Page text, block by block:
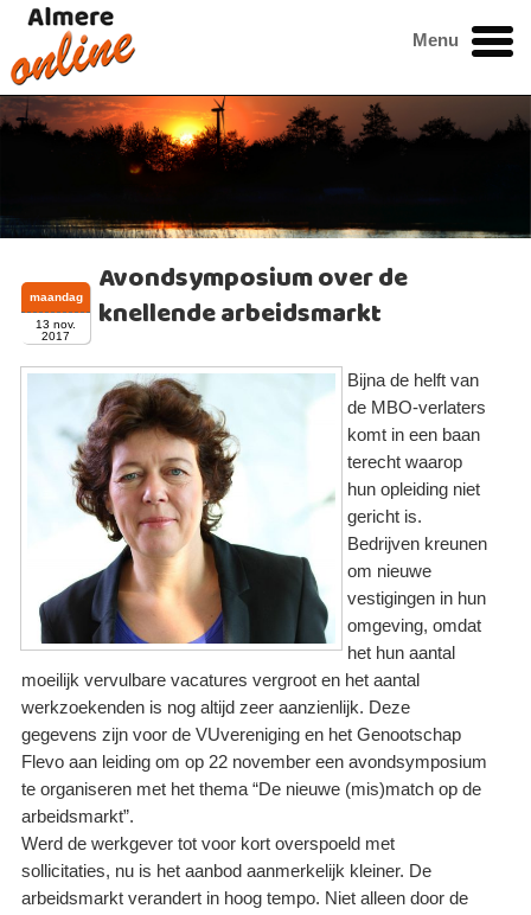
Menu
Avondsymposium over de
knellende arbeidsmarkt
maandag
13 nov.
2017
Bijna de helft van
de MBO-verlaters
komt in een baan
terecht waarop
hun opleiding niet
gericht is.
Bedrijven kreunen
om nieuwe
vestigingen in hun
omgeving, omdat
het hun aantal
moeilijk vervulbare vacatures vergroot en het aantal
werkzoekenden is nog altijd zeer aanzienlijk. Deze
gegevens zijn voor de VUvereniging en het Genootschap
Flevo aan leiding om op 22 november een avondsymposium
te organiseren met het thema “De nieuwe (mis)match op de
arbeidsmarkt”.
Werd de werkgever tot voor kort overspoeld met
sollicitaties, nu is het aanbod aanmerkelijk kleiner. De
arbeidsmarkt verandert in hoog tempo. Niet alleen door de